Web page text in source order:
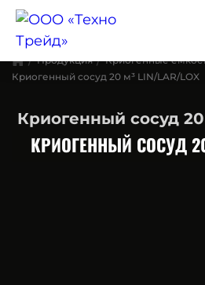
Продукция
Криогенные
Криогенный сосуд 20 м³ LIN/LAR/LOX
Криогенный сосуд
КРИОГЕННЫЙ СОСУД